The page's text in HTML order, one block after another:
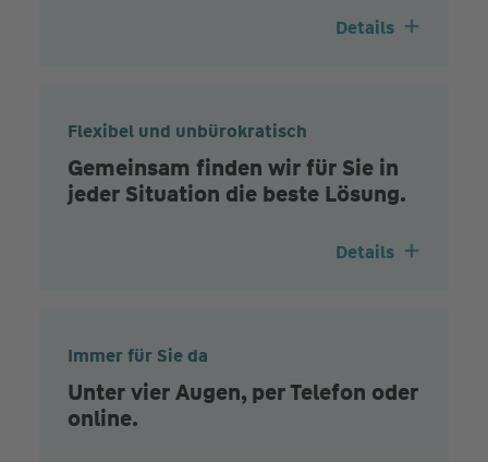
Details
Flexibel und unbürokratisch
Gemeinsam finden wir für Sie in
jeder Situation die beste Lösung.
Details
Immer für Sie da
Unter vier Augen, per Telefon oder
online.